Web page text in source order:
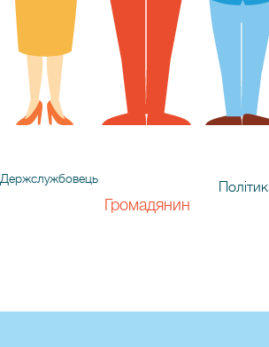
Держслужбовець
Громадянин
Політик